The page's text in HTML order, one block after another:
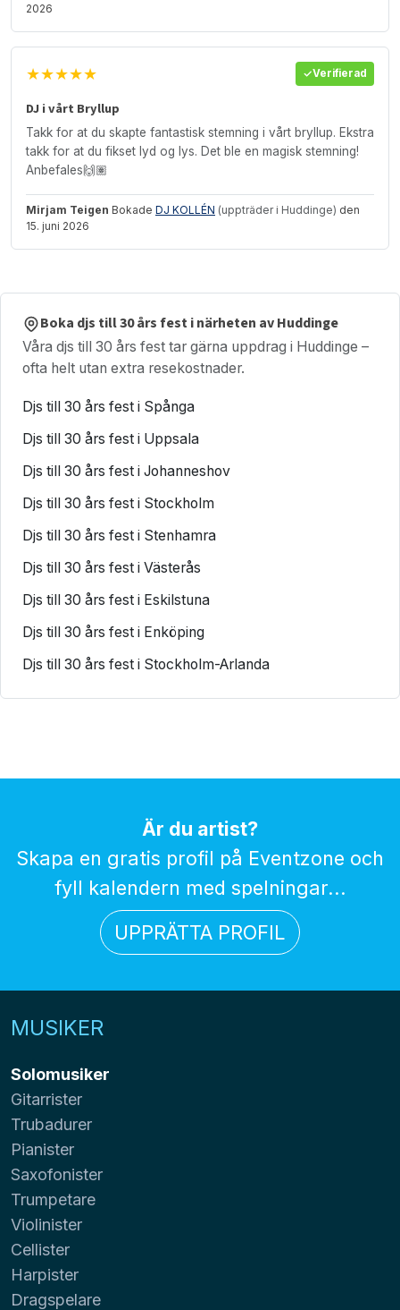
2026
★★★★★ Verifierad
DJ i vårt Bryllup
Takk for at du skapte fantastisk stemning i vårt bryllup. Ekstra
takk for at du fikset lyd og lys. Det ble en magisk stemning!
Anbefales🙌🏽
Mirjam Teigen Bokade DJ KOLLÉN (uppträder i Huddinge) den
15. juni 2026
Boka djs till 30 års fest i närheten av Huddinge
Våra djs till 30 års fest tar gärna uppdrag i Huddinge –
ofta helt utan extra resekostnader.
Djs till 30 års fest i Spånga
Djs till 30 års fest i Uppsala
Djs till 30 års fest i Johanneshov
Djs till 30 års fest i Stockholm
Djs till 30 års fest i Stenhamra
Djs till 30 års fest i Västerås
Djs till 30 års fest i Eskilstuna
Djs till 30 års fest i Enköping
Djs till 30 års fest i Stockholm-Arlanda
Är du artist?
Skapa en gratis profil på Eventzone och
fyll kalendern med spelningar...
UPPRÄTTA PROFIL
MUSIKER
Solomusiker
Gitarrister
Trubadurer
Pianister
Saxofonister
Trumpetare
Violinister
Cellister
Harpister
Dragspelare